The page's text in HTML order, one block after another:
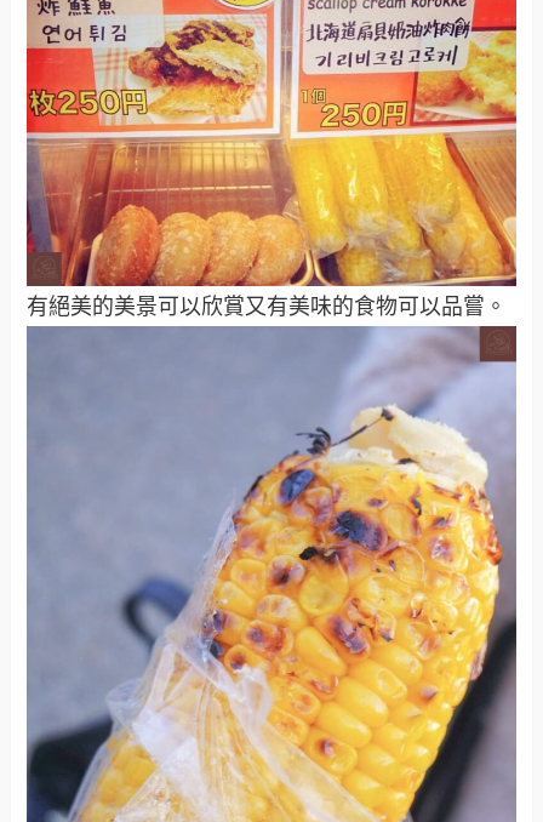
有絕美的美景可以欣賞又有美味的食物可以品嘗。